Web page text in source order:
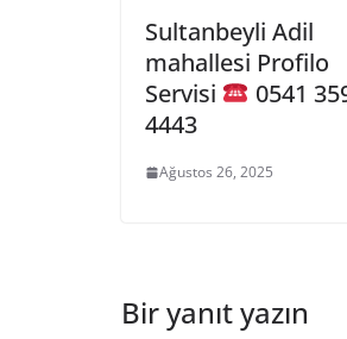
Sultanbeyli Adil
mahallesi Profilo
Servisi
0541
4443
Ağustos 26, 2025
Bir yanıt yazın